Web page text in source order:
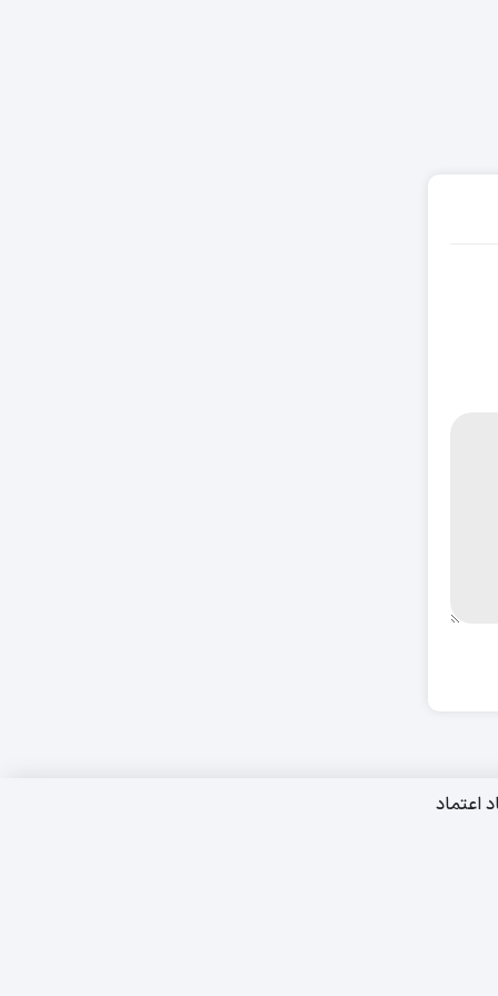
اعتماد